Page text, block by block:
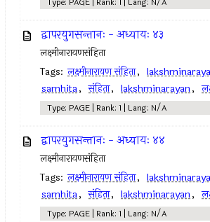
द्वापरयुगसन्तानः - अध्यायः ४३
लक्ष्मीनारायणसंहिता
Tags: लक्ष्मीनारायण संहिता,
samhita, संहिता, lakshminarayan,
Type: PAGE | Rank: 1 | Lang: N/A
द्वापरयुगसन्तानः - अध्यायः ४४
लक्ष्मीनारायणसंहिता
Tags: लक्ष्मीनारायण संहिता,
samhita, संहिता, lakshminarayan,
Type: PAGE | Rank: 1 | Lang: N/A